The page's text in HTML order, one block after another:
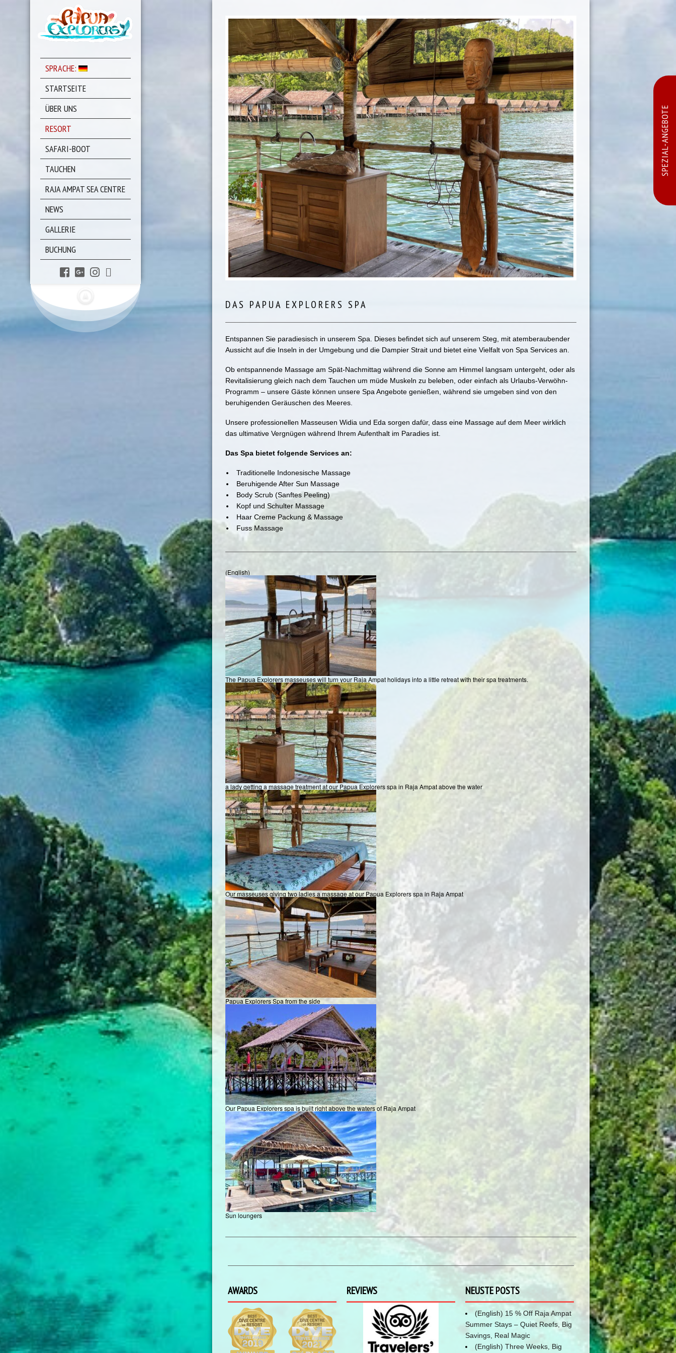
SPRACHE:
STARTSEITE
ÜBER UNS
RESORT
SAFARI-BOOT
TAUCHEN
RAJA AMPAT SEA CENTRE
NEWS
GALLERIE
BUCHUNG
DAS PAPUA EXPLORERS SPA
Entspannen Sie paradiesisch in unserem Spa. Dieses befindet sich auf unserem Steg, mit atemberaubender
Aussicht auf die Inseln in der Umgebung und die Dampier Strait und bietet eine Vielfalt von Spa Services an.
Ob entspannende Massage am Spät-Nachmittag während die Sonne am Himmel langsam untergeht, oder als
Revitalisierung gleich nach dem Tauchen um müde Muskeln zu beleben, oder einfach als Urlaubs-Verwöhn-
Programm – unsere Gäste können unsere Spa Angebote genießen, während sie umgeben sind von den
beruhigenden Geräuschen des Meeres.
Unsere professionellen Masseusen Widia und Eda sorgen dafür, dass eine Massage auf dem Meer wirklich
das ultimative Vergnügen während Ihrem Aufenthalt im Paradies ist.
Das Spa bietet folgende Services an:
Traditionelle Indonesische Massage
Beruhigende After Sun Massage
Body Scrub (Sanftes Peeling)
Kopf und Schulter Massage
Haar Creme Packung & Massage
Fuss Massage
(English)
The Papua Explorers masseuses will turn your Raja Ampat holidays into a little retreat with their spa treatments.
a lady getting a massage treatment at our Papua Explorers spa in Raja Ampat above the water
Our masseuses giving two ladies a massage at our Papua Explorers spa in Raja Ampat
Papua Explorers Spa from the side
Our Papua Explorers spa is built right above the waters of Raja Ampat
Sun loungers
AWARDS REVIEWS NEUSTE POSTS
(English) 15 % Off Raja Ampat
Summer Stays – Quiet Reefs, Big
Savings, Real Magic
(English) Three Weeks, Big
SPEZIAL-ANGEBOTE